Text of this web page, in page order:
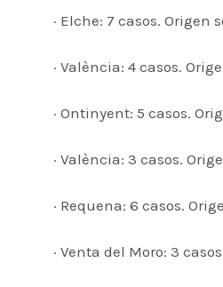
· Elche: 7 casos. Origen
· València: 4 casos.
· Ontinyent: 5 casos.
· València: 3 casos.
· Requena: 6 casos.
· Venta del Moro: 3